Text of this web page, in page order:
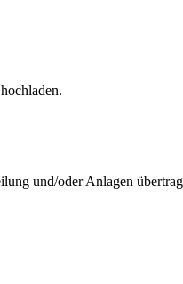
hochladen.
und/oder Anlagen